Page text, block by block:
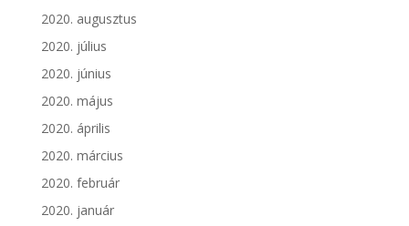
2020. augusztus
2020. július
2020. június
2020. május
2020. április
2020. március
2020. február
2020. január